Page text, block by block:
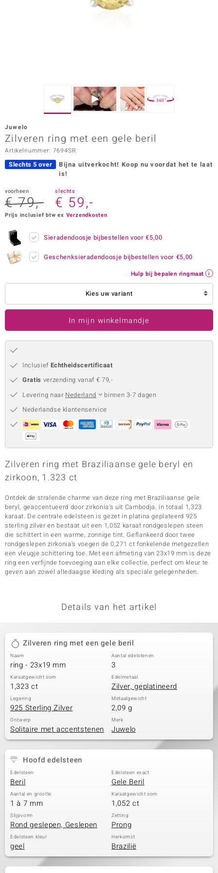
Vogue
in Italy
Paraíso
Collection
360°
Juwelo
Zilveren ring met een gele beril
Artikelnummer: 7694SR
Slechts 5 over Bijna uitverkocht! Koop nu voordat het te laat
is!
voorheen
€ 79,-
slechts
€ 59,-
Prijs inclusief btw ex Verzendkosten
Sieradendoosje bijbestellen voor€5,00
Geschenksieradendoosje bijbestellen voor €5,00
Hulp bij bepalen ringmaat
Kies uw variant
In mijn winkelmandje
Inclusief Echtheidscertificaat
Gratis verzending vanaf € 79,-
Levering naar Nederland
binnen 3-7 dagen
Nederlandse klantenservice
Zilveren ring met Braziliaanse gele beryl en
zirkoon, 1.323 ct
Ontdek de stralende charme van deze ring met Braziliaanse gele
beryl, geaccentueerd door zirkonia's uit Cambodja, in totaal 1,323
karaat. De centrale edelsteen is gezet in platina geplateerd 925
sterling zilver en bestaat uit een 1,052 karaat rondgeslepen steen
die schittert in een warme, zonnige tint. Geflankeerd door twee
rondgeslepen zirkonia's voegen de 0,271 ct fonkelende metgezellen
een vleugje schittering toe. Met een afmeting van 23x19 mm is deze
ring een verfijnde toevoeging aan elke collectie, perfect om kleur te
geven aan zowel alledaagse kleding als speciale gelegenheden.
Details van het artikel
Zilveren ring met een gele beril
Naam
ring - 23x19 mm
Aantal edelstenen
3
Karaatgewicht som
1,323 ct
Edelmetaal
Zilver, geplatineerd
Legering
925 Sterling Zilver
Metaalgewicht
2,09 g
Ontwerp
Solitaire met accentstenen
Merk
Juwelo
Hoofd edelsteen
Edelsteen
Beril
Edelsteen exact
Gele Beril
Aantal en grootte
1 à 7 mm
Karaatgewicht som
1,052 ct
Slijpvorm
Rond geslepen, Geslepen
Zetting
Prong
Edelsteen kleur
geel
Herkomst
Brazilië